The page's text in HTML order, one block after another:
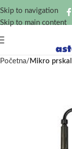
Skip to navigation
Skip to main content
Početna Mikro